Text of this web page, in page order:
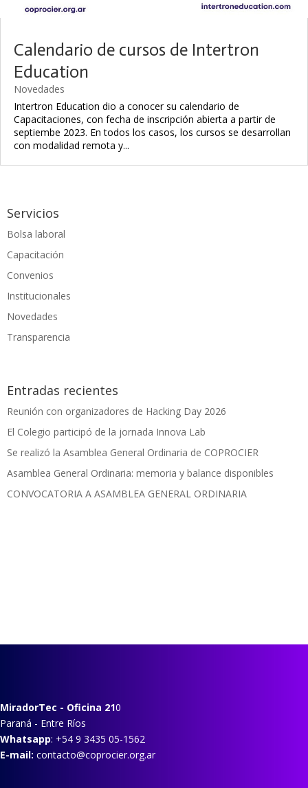
Calendario de cursos de Intertron
Education
Novedades
Intertron Education dio a conocer su calendario de
Capacitaciones, con fecha de inscripción abierta a partir de
septiembe 2023. En todos los casos, los cursos se desarrollan
con modalidad remota y...
Servicios
Bolsa laboral
Capacitación
Convenios
Institucionales
Novedades
Transparencia
Entradas recientes
Reunión con organizadores de Hacking Day 2026
El Colegio participó de la jornada Innova Lab
Se realizó la Asamblea General Ordinaria de COPROCIER
Asamblea General Ordinaria: memoria y balance disponibles
CONVOCATORIA A ASAMBLEA GENERAL ORDINARIA
MiradorTec - Oficina 210
Paraná - Entre Ríos
Whatsapp: +54 9 3435 05-1562
E-mail: contacto@coprocier.org.ar